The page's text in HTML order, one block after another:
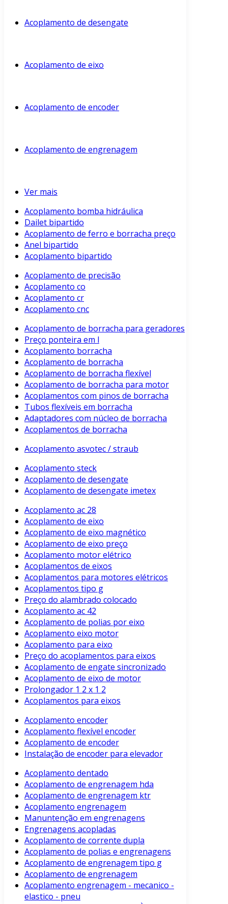
Acoplamento de desengate
Acoplamento de eixo
Acoplamento de encoder
Acoplamento de engrenagem
Ver mais
Acoplamento bomba hidráulica
Dailet bipartido
Acoplamento de ferro e borracha preço
Anel bipartido
Acoplamento bipartido
Acoplamento de precisão
Acoplamento co
Acoplamento cr
Acoplamento cnc
Acoplamento de borracha para geradores
Preço ponteira em l
Acoplamento borracha
Acoplamento de borracha
Acoplamento de borracha flexível
Acoplamento de borracha para motor
Acoplamentos com pinos de borracha
Tubos flexíveis em borracha
Adaptadores com núcleo de borracha
Acoplamentos de borracha
Acoplamento asvotec / straub
Acoplamento steck
Acoplamento de desengate
Acoplamento de desengate imetex
Acoplamento ac 28
Acoplamento de eixo
Acoplamento de eixo magnético
Acoplamento de eixo preço
Acoplamento motor elétrico
Acoplamentos de eixos
Acoplamentos para motores elétricos
Acoplamentos tipo g
Preço do alambrado colocado
Acoplamento ac 42
Acoplamento de polias por eixo
Acoplamento eixo motor
Acoplamento para eixo
Preço do acoplamentos para eixos
Acoplamento de engate sincronizado
Acoplamento de eixo de motor
Prolongador 1 2 x 1 2
Acoplamentos para eixos
Acoplamento encoder
Acoplamento flexível encoder
Acoplamento de encoder
Instalação de encoder para elevador
Acoplamento dentado
Acoplamento de engrenagem hda
Acoplamento de engrenagem ktr
Acoplamento engrenagem
Manuntenção em engrenagens
Engrenagens acopladas
Acoplamento de corrente dupla
Acoplamento de polias e engrenagens
Acoplamento de engrenagem tipo g
Acoplamento de engrenagem
Acoplamento engrenagem - mecanico -
elastico - pneu